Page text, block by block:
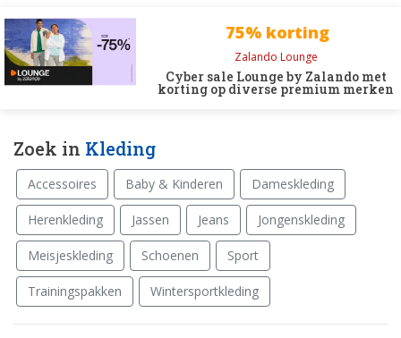
75% korting
Zalando Lounge
Cyber sale Lounge by Zalando met
korting op diverse premium merken
Zoek in Kleding
Accessoires Baby & Kinderen Dameskleding
Herenkleding Jassen Jeans Jongenskleding
Meisjeskleding Schoenen Sport
Trainingspakken Wintersportkleding